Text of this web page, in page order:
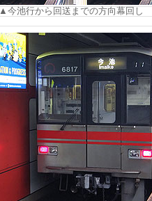
▲今池行から回送までの方向幕回し